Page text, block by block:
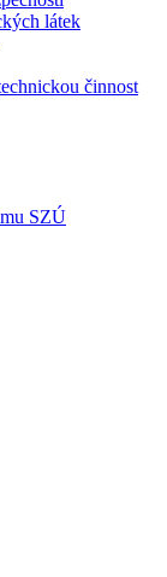
látek
činnost
SZÚ